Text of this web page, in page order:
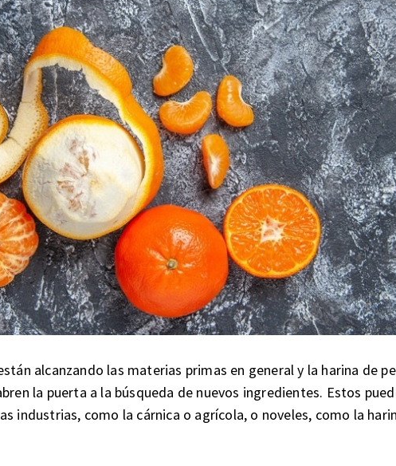
alcanzando las materias primas en general y la harina de
la puerta a la búsqueda de nuevos ingredientes. Estos
industrias, como la cárnica o agrícola, o noveles, como la